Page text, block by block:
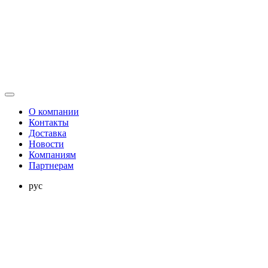
О компании
Контакты
Доставка
Новости
Компаниям
Партнерам
рус